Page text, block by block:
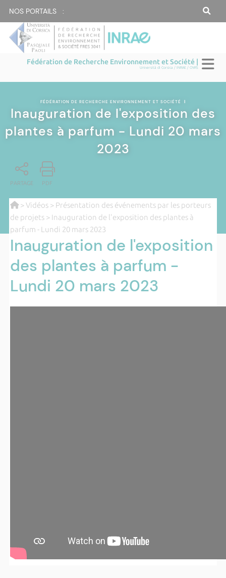
NOS PORTAILS :
Fédération de Recherche Environnement et Société |
Università di Corsica / INRAE / CNRS
FÉDÉRATION DE RECHERCHE ENVIRONNEMENT ET SOCIÉTÉ |
Inauguration de l'exposition des
plantes à parfum - Lundi 20 mars
2023
PARTAGE PDF
>Vidéos> Présentation des événements par les porteurs
de projets> Inauguration de l'exposition des plantes à
parfum - Lundi 20 mars 2023
Inauguration de l'exposition
des plantes à parfum -
Lundi 20 mars 2023